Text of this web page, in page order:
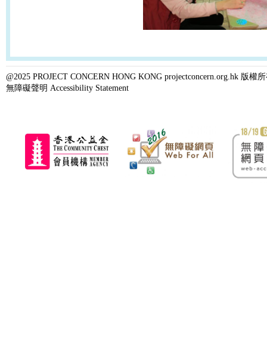
@2025 PROJECT CONCERN HONG KONG projectconcern.org.hk 版權
無障礙聲明 Accessibility Statement